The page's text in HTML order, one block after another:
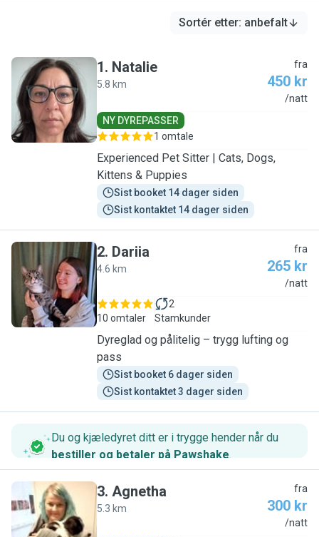
Sortér etter: anbefalt
N
1. Natalie
5.8 km
fra
450 kr
/natt
NY DYREPASSER
1 omtale
Experienced Pet Sitter | Cats, Dogs,
Kittens & Puppies
Sist booket 14 dager siden
Sist kontaktet 14 dager siden
D
2. Dariia
4.6 km
fra
265 kr
/natt
10 omtaler
2
Stamkunder
Dyreglad og pålitelig – trygg lufting og
pass
Sist booket 6 dager siden
Sist kontaktet 3 dager siden
Du og kjæledyret ditt er i trygge hender når du
bestiller og betaler på Pawshake.
A
3. Agnetha
5.3 km
fra
300 kr
/natt